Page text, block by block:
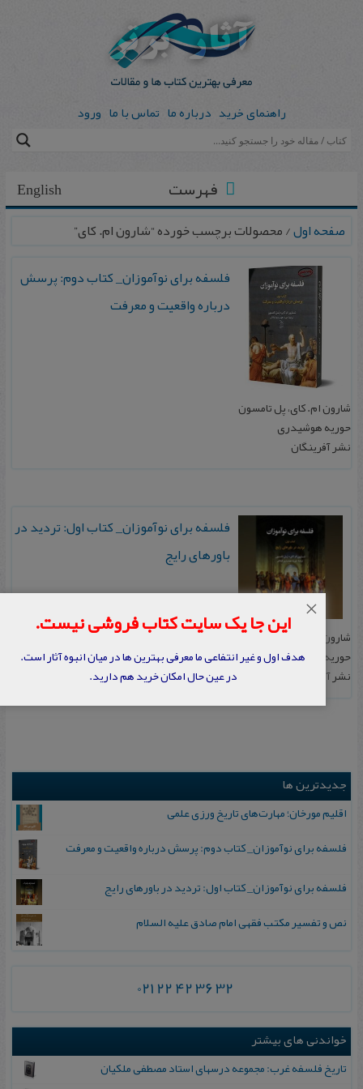
راهنمای خرید درباره ما تماس با ما ورود
English فهرست
صفحه اول/ محصولات برچسب خورده “شارون ام. کای”
فلسفه برای نوآموزان_ کتاب دوم: پرسش
درباره واقعیت و معرفت
شارون ام. کای، پل تامسون
حوریه هوشیدری
نشر آفرینگان
فلسفه برای نوآموزان_ کتاب اول: تردید در
باورهای رایج
شارون ام. کای، پل تامسون
حوریه هوشیدری
نشر آفرینگان
جدیدترین ها
اقلیم مورخان؛ مهارت‌های تاریخ ورزی علمی
فلسفه برای نوآموزان_ کتاب دوم: پرسش درباره واقعیت و معرفت
فلسفه برای نوآموزان_ کتاب اول: تردید در باورهای رایج
نص و تفسیر مکتب فقهی امام صادق علیه السلام
021 22 42 36 32
خواندنی های بیشتر
تاریخ فلسفه غرب: مجموعه درسهای استاد مصطفی ملکیان
این جا یک سایت کتاب فروشی نیست.
هدف اول و غیر انتفاعی ما معرفی بهترین ها در میان انبوه آثار است.
در عین حال امکان خرید هم دارید.
×